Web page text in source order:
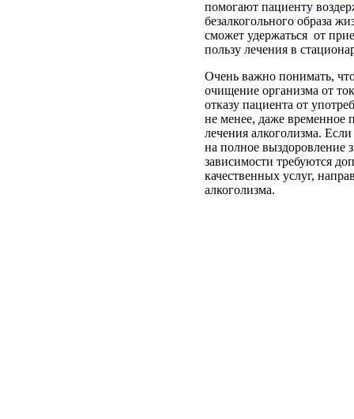
помогают пациенту
безалкогольного образа
сможет удержаться от
пользу лечения в
Очень важно понимать,
очищение организма от
отказу пациента от
не менее, даже временное
лечения алкоголизма.
на полное выздоровление
зависимости требуются
качественных услуг,
алкоголизма.